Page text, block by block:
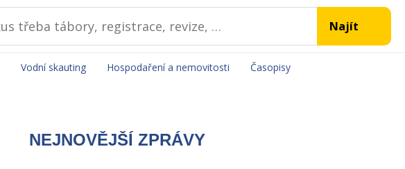
Vodní skauting Hospodaření a nemovitosti Časopisy
NEJNOVĚJŠÍ ZPRÁVY